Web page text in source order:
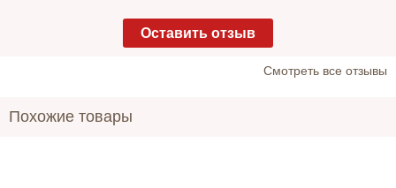
Оставить отзыв
Cмотреть все отзывы
Похожие товары